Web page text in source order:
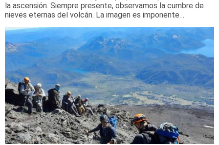
la ascensión. Siempre presente, observamos la cumbre de
nieves eternas del volcán. La imagen es imponente…